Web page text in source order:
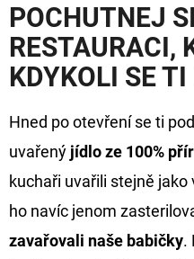
POCHUTNEJ
RESTAURACI,
KDYKOLI SE
Hned po otevření se ti
uvařený jídlo ze 100%
kuchaři uvařili stejně
ho navíc jenom
zavařovali naše babičky.
O
R
U
Č
U
J
E
M
E